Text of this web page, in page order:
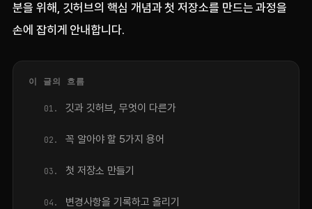
분을 위해, 깃허브의 핵심 개념과 첫 저장소를 만드는 과정을
손에 잡히게 안내합니다.
이 글의 흐름
깃과 깃허브, 무엇이 다른가
꼭 알아야 할 5가지 용어
첫 저장소 만들기
변경사항을 기록하고 올리기